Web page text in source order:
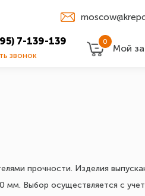
7-139-139
звонок
0
Мой
прочности. Изделия
мм. Выбор осуществляется с